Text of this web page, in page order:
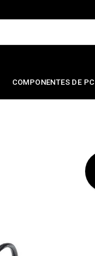
COMPONENTES DE PC